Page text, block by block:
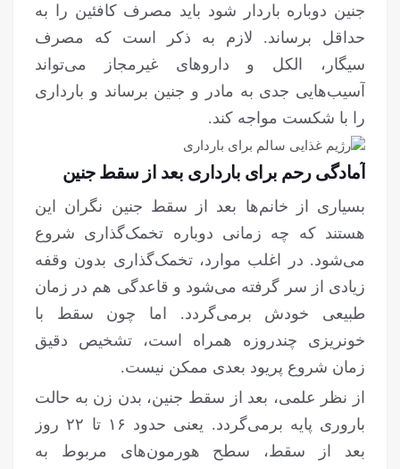
جنین دوباره باردار شود باید مصرف کافئین را به
حداقل برساند. لازم به ذکر است که مصرف
سیگار، الکل و داروهای غیرمجاز می‌تواند
آسیب‌هایی جدی به مادر و جنین برساند و بارداری
را با شکست مواجه کند.
آمادگی رحم برای بارداری بعد از سقط جنین
بسیاری از خانم‌ها بعد از سقط جنین نگران این
هستند که چه زمانی دوباره تخمک‌گذاری شروع
می‌شود. در اغلب موارد، تخمک‌گذاری بدون وقفه
زیادی از سر گرفته می‌شود و قاعدگی هم در زمان
طبیعی خودش برمی‌گردد. اما چون سقط با
خونریزی چندروزه همراه است، تشخیص دقیق
زمان شروع پریود بعدی ممکن نیست.
از نظر علمی، بعد از سقط جنین، بدن زن به حالت
باروری پایه برمی‌گردد. یعنی حدود ۱۶ تا ۲۲ روز
بعد از سقط، سطح هورمون‌های مربوط به